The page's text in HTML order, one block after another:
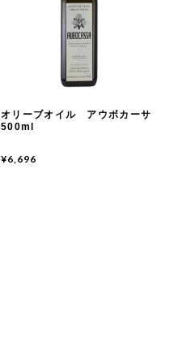
オリーブオイル アウボカーサ
500ml
¥6,696